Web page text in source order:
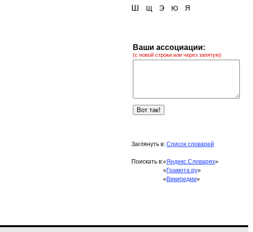
Ш Щ Э Ю Я
Ваши ассоциации:
(с новой строки или через запятую)
Заглянуть в: Список словарей
Поискать в:«Яндекс.Словарях»
« Грамота.ру»
« Википедии»